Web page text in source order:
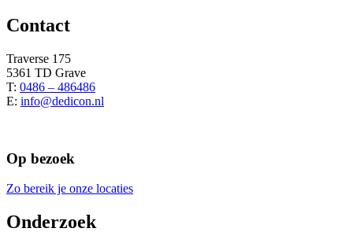
Contact
Traverse 175
5361 TD Grave
T: 0486 – 486486
E: info@dedicon.nl
Op bezoek
Zo bereik je onze locaties
Onderzoek